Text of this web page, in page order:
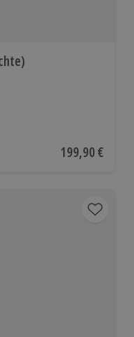
7 BewertungenAktueller Preis
199,90 €